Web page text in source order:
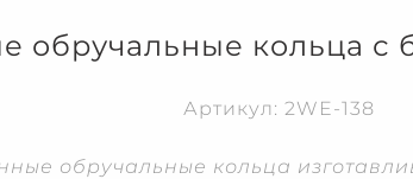
обручальные кольца с
Артикул: 2WE-138
обручальные кольца